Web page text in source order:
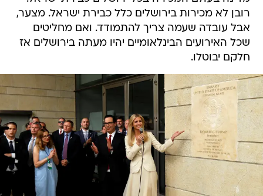
רובן לא מכירות בירושלים כלל כבירת ישראל. מצער,
אבל עובדה שעמה צריך להתמודד. ואם מחליטים
שכל האירועים הבינלאומיים יהיו מעתה בירושלים אז
חלקם יבוטלו.